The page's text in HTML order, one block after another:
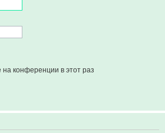
конференции в этот раз